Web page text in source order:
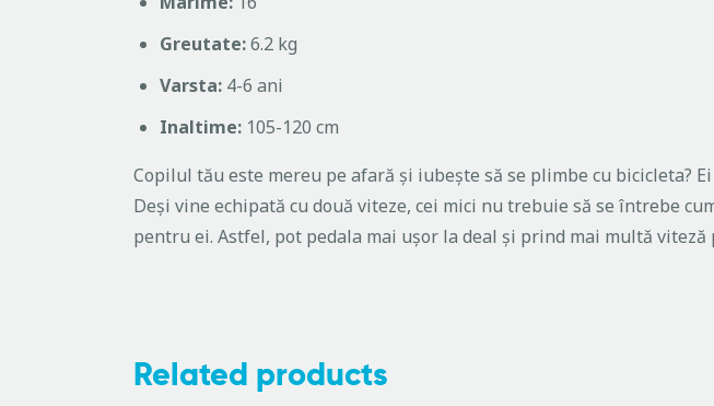
Greutate:6.2 kg
Varsta: 4-6 ani
Inaltime: 105-120 cm
Copilul tău este mereu pe afară și iubește să se plimbe cu bicicleta?
Deși vine echipată cu două viteze, cei mici nu trebuie să se întrebe
pentru ei. Astfel, pot pedala mai ușor la deal și prind mai multă viteză
Related products